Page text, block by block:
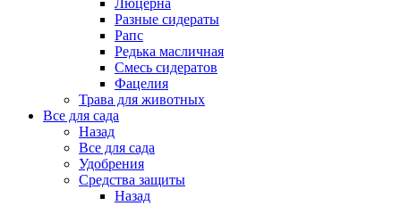
Люцерна
Разные сидераты
Рапс
Редька масличная
Смесь сидератов
Фацелия
Трава для животных
Все для сада
Назад
Все для сада
Удобрения
Средства защиты
Назад